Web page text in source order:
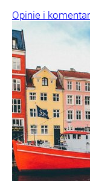
Opinie i